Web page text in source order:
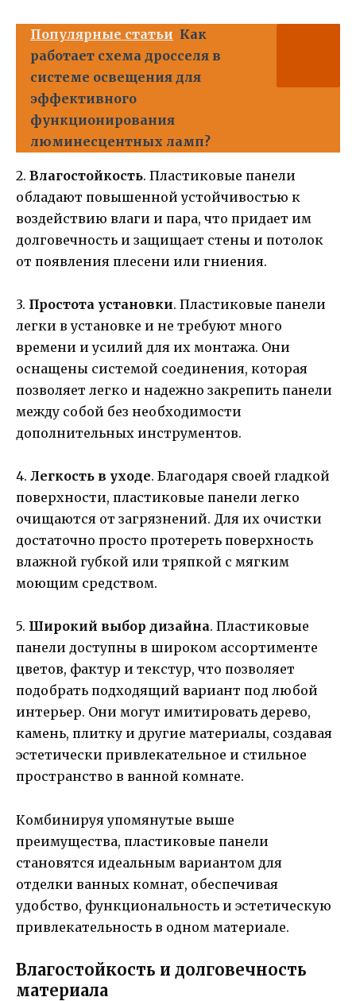
Популярные статьи Как
работает схема дросселя в
системе освещения для
эффективного
функционирования
люминесцентных ламп?
2. Влагостойкость. Пластиковые панели
обладают повышенной устойчивостью к
воздействию влаги и пара, что придает им
долговечность и защищает стены и потолок
от появления плесени или гниения.
3. Простота установки. Пластиковые панели
легки в установке и не требуют много
времени и усилий для их монтажа. Они
оснащены системой соединения, которая
позволяет легко и надежно закрепить панели
между собой без необходимости
дополнительных инструментов.
4. Легкость в уходе. Благодаря своей гладкой
поверхности, пластиковые панели легко
очищаются от загрязнений. Для их очистки
достаточно просто протереть поверхность
влажной губкой или тряпкой с мягким
моющим средством.
5. Широкий выбор дизайна. Пластиковые
панели доступны в широком ассортименте
цветов, фактур и текстур, что позволяет
подобрать подходящий вариант под любой
интерьер. Они могут имитировать дерево,
камень, плитку и другие материалы, создавая
эстетически привлекательное и стильное
пространство в ванной комнате.
Комбинируя упомянутые выше
преимущества, пластиковые панели
становятся идеальным вариантом для
отделки ванных комнат, обеспечивая
удобство, функциональность и эстетическую
привлекательность в одном материале.
Влагостойкость и долговечность
материала